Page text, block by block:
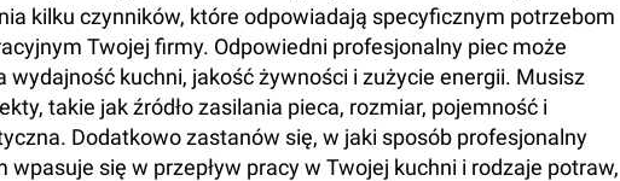
kilku czynników, które odpowiadają specyficznym potrzebom
Twojej firmy. Odpowiedni profesjonalny piec może
wydajność kuchni, jakość żywności i zużycie energii. Musisz
takie jak źródło zasilania pieca, rozmiar, pojemność i
Dodatkowo zastanów się, w jaki sposób profesjonalny
wpasuje się w przepływ pracy w Twojej kuchni i rodzaje potraw,